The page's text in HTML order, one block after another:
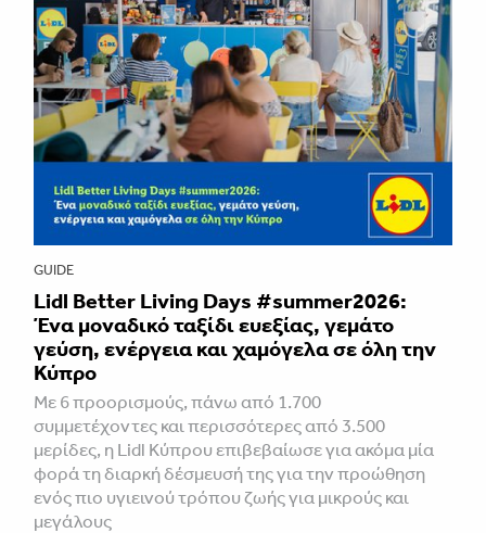
GUIDE
Lidl Better Living Days #summer2026:
Ένα μοναδικό ταξίδι ευεξίας, γεμάτο
γεύση, ενέργεια και χαμόγελα σε όλη την
Κύπρο
Με 6 προορισμούς, πάνω από 1.700
συμμετέχοντες και περισσότερες από 3.500
μερίδες, η Lidl Κύπρου επιβεβαίωσε για ακόμα μία
φορά τη διαρκή δέσμευσή της για την προώθηση
ενός πιο υγιεινού τρόπου ζωής για μικρούς και
μεγάλους